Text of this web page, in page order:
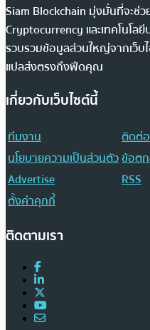
Siam Blockchain มุ่งมั่นที่จะช่ว
Cryptocurrency และเทคโนโล
รวบรวมข้อมูลส่วนใหญ่จากเว็บ
แปลส่งตรงถึงฟีดคุณ
เกี่ยวกับเว็บไซต์นี้
ทีมงาน
ติดต่อ
นโยบายความเป็นส่วนตัวข้อตก
Advertise
RSS
ตั้งค่าคุกกี้
ติดตามเรา